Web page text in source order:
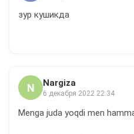
зур кушикда
N Nargiza
6 декабря 2022 22:34
Menga juda yoqdi men